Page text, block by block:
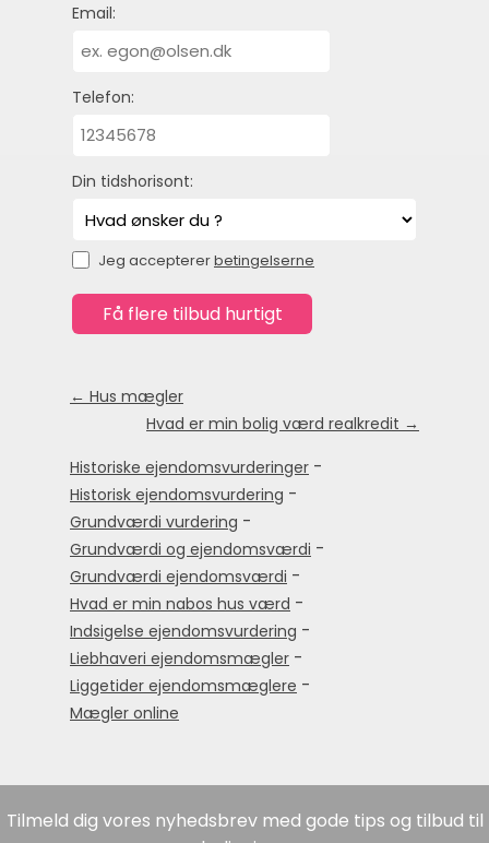
Email:
Telefon:
Din tidshorisont:
Jeg acceptererbetingelserne
← Hus mægler
Hvad er min bolig værd realkredit →
Historiske ejendomsvurderinger -
Historisk ejendomsvurdering -
Grundværdi vurdering -
Grundværdi og ejendomsværdi -
Grundværdi ejendomsværdi -
Hvad er min nabos hus værd -
Indsigelse ejendomsvurdering -
Liebhaveri ejendomsmægler -
Liggetider ejendomsmæglere -
Mægler online
Tilmeld dig vores nyhedsbrev med gode tips og tilbud til